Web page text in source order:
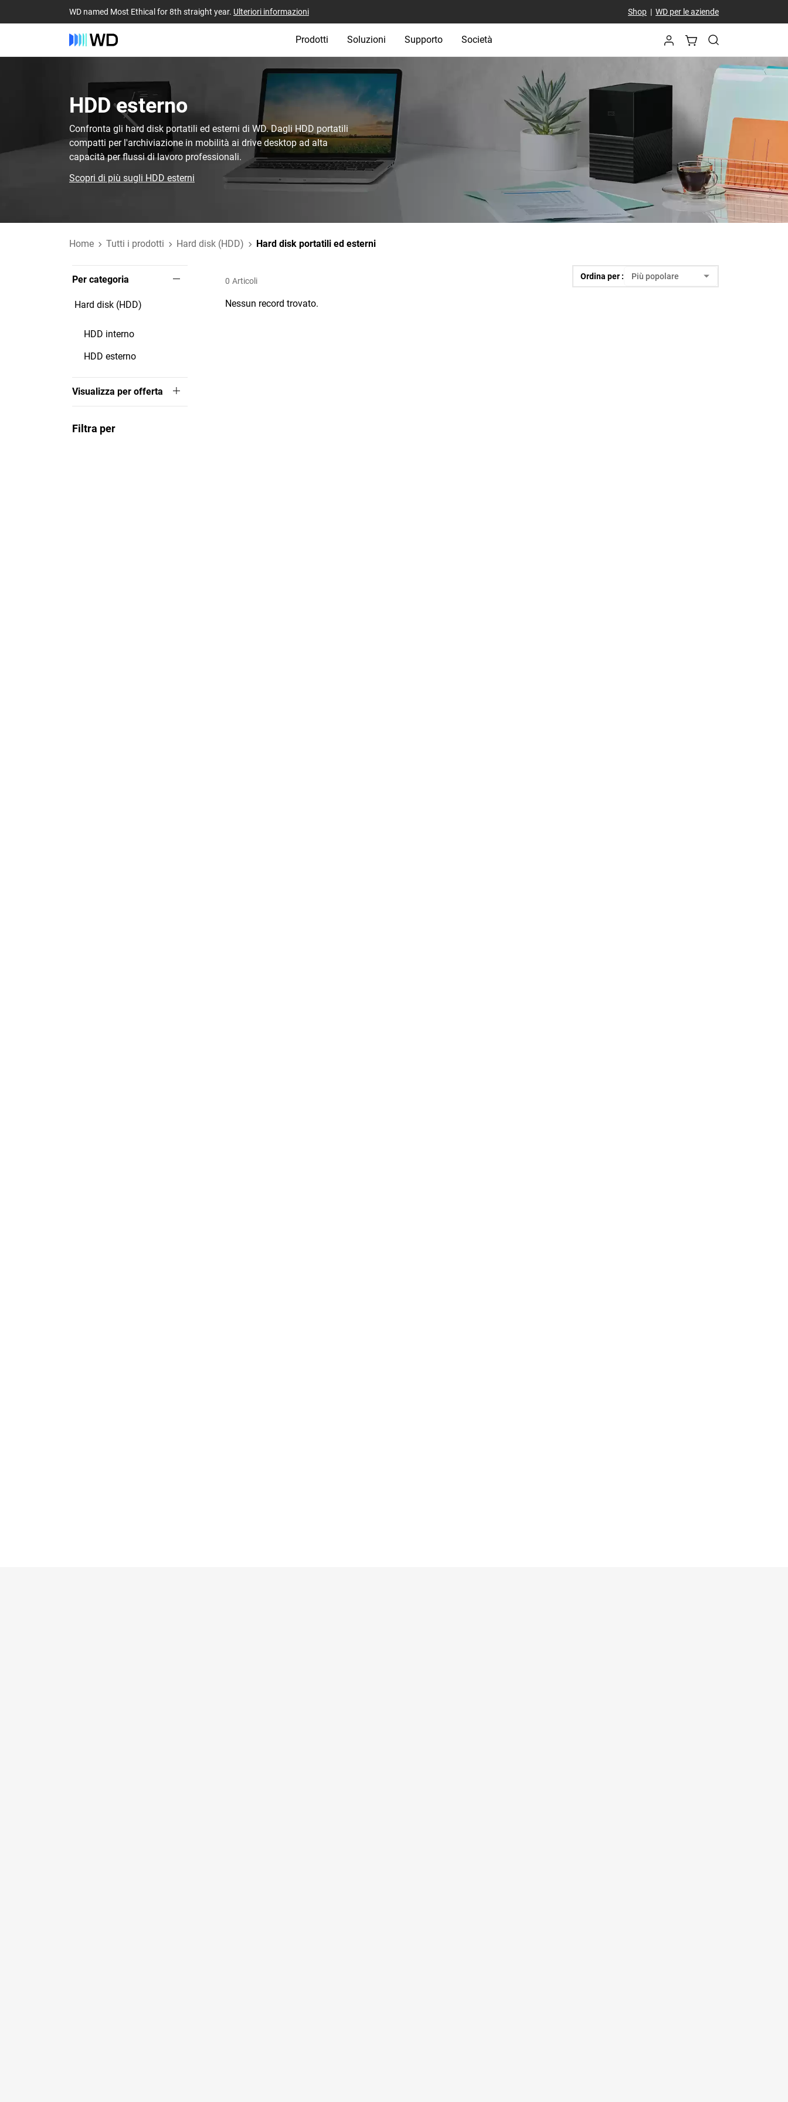
WD named Most Ethical for 8th straight year. Ulteriori informazioni Shop| WD per le aziende
Prodotti Soluzioni Supporto Società
HDD esterno‎
Confronta gli hard disk portatili ed esterni di WD. Dagli HDD portatili
compatti per l'archiviazione in mobilità ai drive desktop ad alta
capacità per flussi di lavoro professionali.
Scopri di più sugli HDD esterni
Home Tutti i prodotti Hard disk (HDD) Hard disk portatili ed esterni
Per categoria
Hard disk (HDD)
HDD interno
HDD esterno
Visualizza per offerta
Filtra per
0 Articoli
Ordina per :
Nessun record trovato.